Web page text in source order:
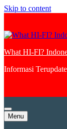
Skip to content
What HI-FI?
Informasi
Menu